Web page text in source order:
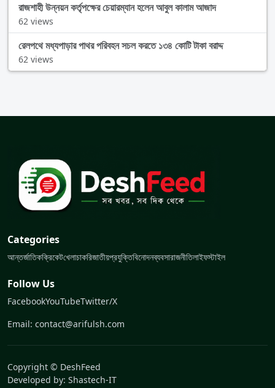
রাজশাহী উন্নয়ন কর্তৃপক্ষের চেয়ারম্যান হলেন আবুল কালাম আজাদ
62 views
রেলপথে মধ্যপাড়ার পাথর পরিবহন সচল করতে ১৩৪ কোটি টাকা বরাদ্দ
62 views
Categories
আন্তর্জাতিকক্রিকেটখেলাচাকরিজাতীয়প্রযুক্তিবিনোদনব্যবসারাজনীতিলাইফস্টাইল
Follow Us
FacebookYouTubeTwitter/X
Email: contact@arifulsh.com
Copyright © DeshFeed
Developed by: Shastech-IT